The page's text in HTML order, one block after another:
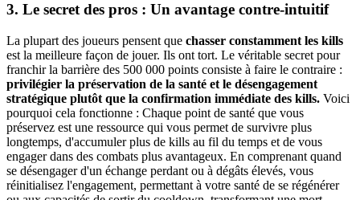
3. Le secret des pros : Un avantage contre-intuitif
La plupart des joueurs pensent que chasser constamment les kills
est la meilleure façon de jouer. Ils ont tort. Le véritable secret pour
franchir la barrière des 500 000 points consiste à faire le contraire :
privilégier la préservation de la santé et le désengagement
stratégique plutôt que la confirmation immédiate des kills. Voici
pourquoi cela fonctionne : Chaque point de santé que vous
préservez est une ressource qui vous permet de survivre plus
longtemps, d'accumuler plus de kills au fil du temps et de vous
engager dans des combats plus avantageux. En comprenant quand
se désengager d'un échange perdant ou à dégâts élevés, vous
réinitialisez l'engagement, permettant à votre santé de se régénérer